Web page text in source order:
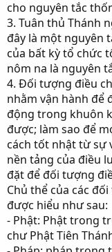
cho nguyên tắc
3. Tuân thủ Thánh
đây là một nguyên
của bất kỳ tổ chức
nôm na là nguyên
4. Đối tượng điều
nhằm vận hành để
động trong khuôn
được; làm sao để
cách tốt nhật từ sự
nền tảng của điều
đặt để đối tượng
Chủ thể của các
được hiểu như sau:
- Phật: Phật trong
chư Phật Tiên